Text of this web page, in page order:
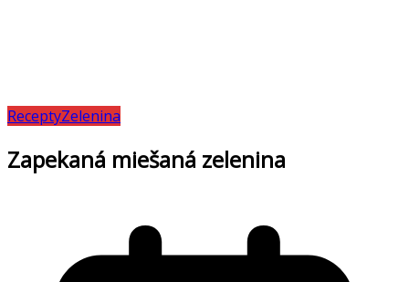
ReceptyZelenina
Zapekaná miešaná zelenina